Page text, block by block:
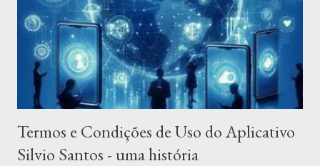
dispositivo móvel. O Provedor de Serviços poderá usar as
informações que você forneceu para entrar em contato com
você de tempos em tempos para fornecer informações
importantes, avisos necessários e p...
Termos e Condições de Uso do Aplicativo
Silvio Santos - uma história